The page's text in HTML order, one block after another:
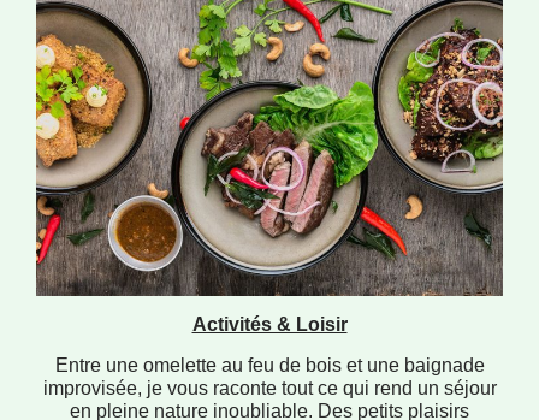
Activités & Loisir
Entre une omelette au feu de bois et une baignade
improvisée, je vous raconte tout ce qui rend un séjour
en pleine nature inoubliable. Des petits plaisirs